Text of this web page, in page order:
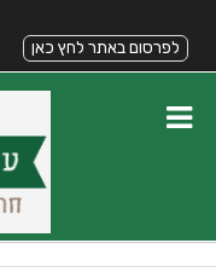
לפרסום באתר לחץ כאן